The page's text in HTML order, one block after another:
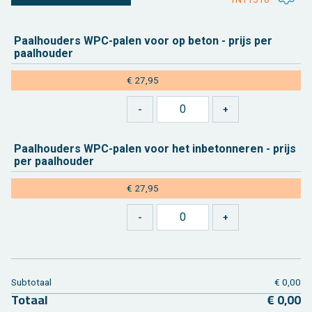
Paal­hou­ders WPC-palen voor op beton - prijs per
paal­hou­der
€ 27,95
Paal­hou­ders WPC-palen voor het in­be­ton­ne­ren - prijs
per paal­hou­der
€ 27,95
Sub­to­taal € 0,00
To­taal € 0,00